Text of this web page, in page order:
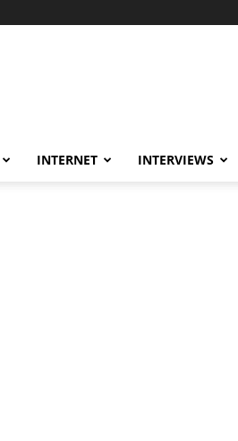
INTERNET INTERVIEWS